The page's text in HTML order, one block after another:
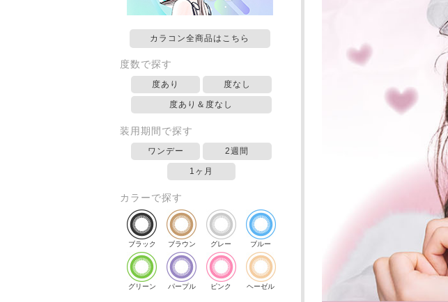
カラコン全商品はこちら
度数で探す
度あり 度なし
度あり＆度なし
装用期間で探す
ワンデー 2週間
1ヶ月
カラーで探す
ブラック ブラウン グレー ブルー
グリーン パープル ピンク ヘーゼル